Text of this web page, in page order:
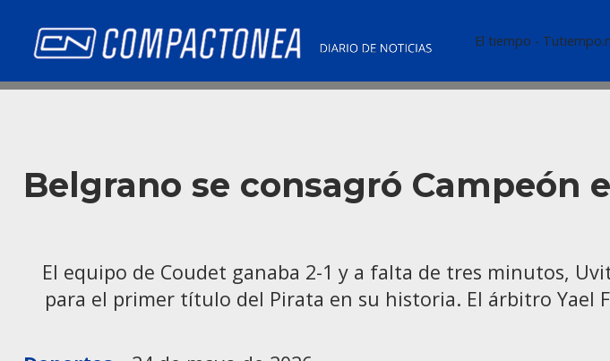
El tiempo -
Belgrano se consagró Campeón
El equipo de Coudet ganaba 2-1 y a falta de tres minutos,
para el primer título del Pirata en su historia. El árbitro Yael